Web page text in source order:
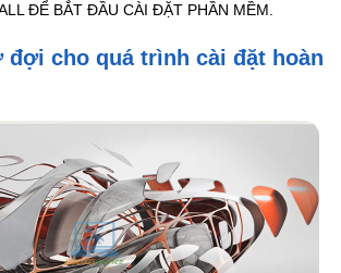
ĐỂ BẮT ĐẦU CÀI ĐẶT PHẦN MỀM.
đợi cho quá trình cài đặt hoàn